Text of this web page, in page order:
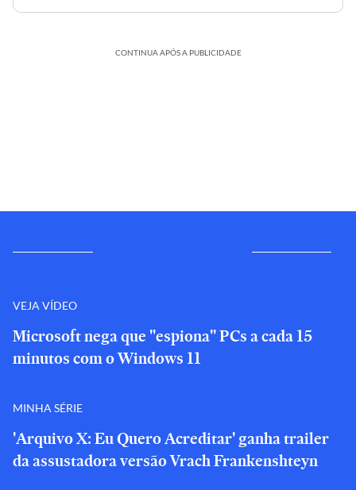
CONTINUA APÓS A PUBLICIDADE
VEJA VÍDEO
Microsoft nega que "espiona" PCs a cada 15
minutos com o Windows 11
MINHA SÉRIE
'Arquivo X: Eu Quero Acreditar' ganha trailer
da assustadora versão Vrach Frankenshteyn